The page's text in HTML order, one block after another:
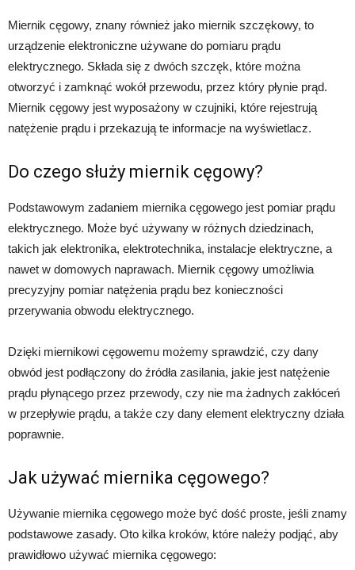
Miernik cęgowy, znany również jako miernik szczękowy, to
urządzenie elektroniczne używane do pomiaru prądu
elektrycznego. Składa się z dwóch szczęk, które można
otworzyć i zamknąć wokół przewodu, przez który płynie prąd.
Miernik cęgowy jest wyposażony w czujniki, które rejestrują
natężenie prądu i przekazują te informacje na wyświetlacz.
Do czego służy miernik cęgowy?
Podstawowym zadaniem miernika cęgowego jest pomiar prądu
elektrycznego. Może być używany w różnych dziedzinach,
takich jak elektronika, elektrotechnika, instalacje elektryczne, a
nawet w domowych naprawach. Miernik cęgowy umożliwia
precyzyjny pomiar natężenia prądu bez konieczności
przerywania obwodu elektrycznego.
Dzięki miernikowi cęgowemu możemy sprawdzić, czy dany
obwód jest podłączony do źródła zasilania, jakie jest natężenie
prądu płynącego przez przewody, czy nie ma żadnych zakłóceń
w przepływie prądu, a także czy dany element elektryczny działa
poprawnie.
Jak używać miernika cęgowego?
Używanie miernika cęgowego może być dość proste, jeśli znamy
podstawowe zasady. Oto kilka kroków, które należy podjąć, aby
prawidłowo używać miernika cęgowego: